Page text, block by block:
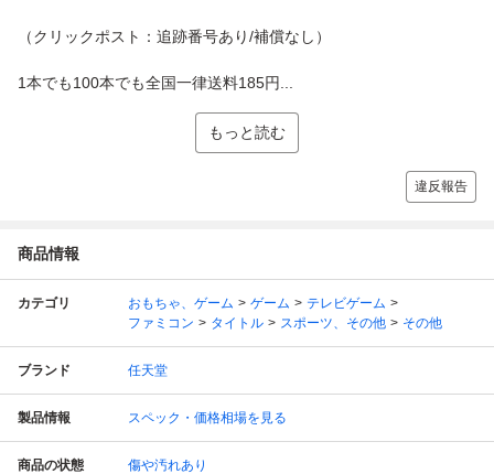
（クリックポスト：追跡番号あり/補償なし）
1本でも100本でも全国一律送料185円...
もっと読む
違反報告
商品情報
カテゴリ おもちゃ、ゲーム ゲーム
テレビゲーム
ファミコン
タイトル スポーツ、その他 その他
ブランド 任天堂
製品情報 スペック・価格相場を見る
商品の状態 傷や汚れあり